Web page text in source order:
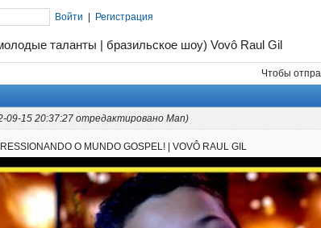
Войти | Регистрация
таланты | бразильское шоу) Vovô Raul Gil
Чтобы
09-15 20:37:27 отредактировано Man)
O MUNDO GOSPEL! | VOVÔ RAUL GIL